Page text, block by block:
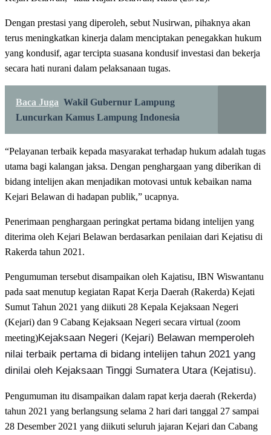
Dengan prestasi yang diperoleh, sebut Nusirwan, pihaknya akan
terus meningkatkan kinerja dalam menciptakan penegakkan hukum
yang kondusif, agar tercipta suasana kondusif investasi dan bekerja
secara hati nurani dalam pelaksanaan tugas.
Baca Juga Wakil Gubernur Lampung
Luncurkan Kamus Lampung Indonesia
“Pelayanan terbaik kepada masyarakat terhadap hukum adalah tugas
utama bagi kalangan jaksa. Dengan penghargaan yang diberikan di
bidang intelijen akan menjadikan motovasi untuk kebaikan nama
Kejari Belawan di hadapan publik,” ucapnya.
Penerimaan penghargaan peringkat pertama bidang intelijen yang
diterima oleh Kejari Belawan berdasarkan penilaian dari Kejatisu di
Rakerda tahun 2021.
Pengumuman tersebut disampaikan oleh Kajatisu, IBN Wiswantanu
pada saat menutup kegiatan Rapat Kerja Daerah (Rakerda) Kejati
Sumut Tahun 2021 yang diikuti 28 Kepala Kejaksaan Negeri
(Kejari) dan 9 Cabang Kejaksaan Negeri secara virtual (zoom
meeting)Kejaksaan Negeri (Kejari) Belawan memperoleh
nilai terbaik pertama di bidang intelijen tahun 2021 yang
dinilai oleh Kejaksaan Tinggi Sumatera Utara (Kejatisu).
Pengumuman itu disampaikan dalam rapat kerja daerah (Rekerda)
tahun 2021 yang berlangsung selama 2 hari dari tanggal 27 sampai
28 Desember 2021 yang diikuti seluruh jajaran Kejari dan Cabang